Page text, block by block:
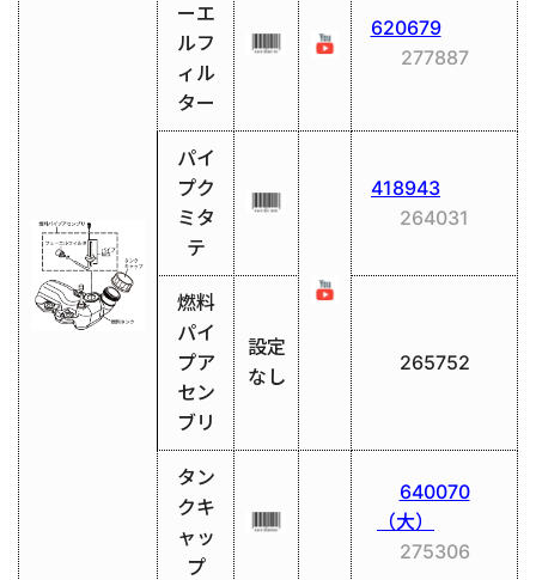
ーエ
ルフ
ィル
ター
620679
277887
パイ
プク
ミタ
テ
418943
264031
燃料
パイ
プア
セン
ブリ
設定
なし
265752
タン
クキ
ャッ
プ
640070
（大）
275306